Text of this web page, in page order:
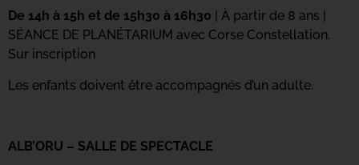
De 14h à 15h et de 15h30 à 16h30 | À partir de 8 ans |
SÉANCE DE PLANÉTARIUM avec Corse Constellation.
Sur inscription
Les enfants doivent être accompagnés d’un adulte.
ALB’ORU – SALLE DE SPECTACLE